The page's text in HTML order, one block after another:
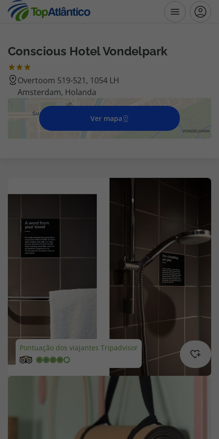
Destinos
Voos
Hotéis
Voos + Hotel
Cruzeiros
Promoções
Especialistas
Cheque Viagem
Rede de Lojas
Blog TopViagens
Conscious Hotel Vondelpark
Overtoom 519-521, 1054 LH
Amsterdam, Holanda
Ver mapa
Pontuação dos viajantes Tripadvisor